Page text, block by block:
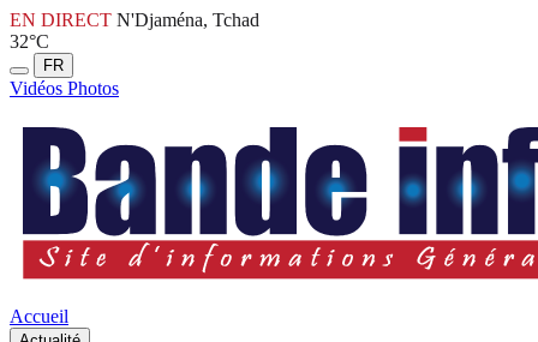
EN DIRECT N'Djaména, Tchad
32°C
FR
Vidéos Photos
Accueil